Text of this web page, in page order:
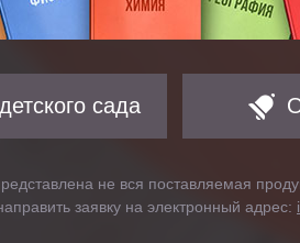
сада
не вся поставляемая
заявку на электронный адрес: